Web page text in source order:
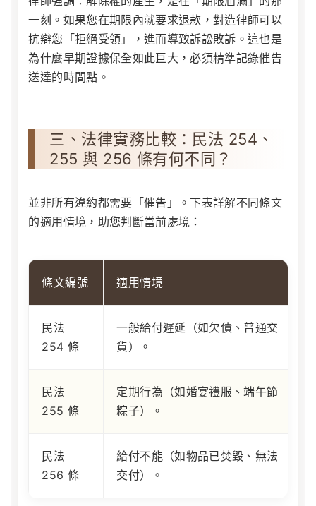
一刻。如果您在期限內就要求退款，對造律師可以
抗辯您「拒絕受領」，進而導致訴訟敗訴。這也是
為什麼早期證據保全如此巨大，必須精準記錄催告
送達的時間點。
三、法律實務比較：民法 254、
255 與 256 條有何不同？
並非所有違約都需要「催告」。下表詳解不同條文
的適用情境，助您判斷當前處境：
條文編號 適用情境
民法
254 條
一般給付遲延（如欠債、普通交
貨）。
民法
255 條
定期行為（如婚宴禮服、端午節
粽子）。
民法
256 條
給付不能（如物品已焚毀、無法
交付）。